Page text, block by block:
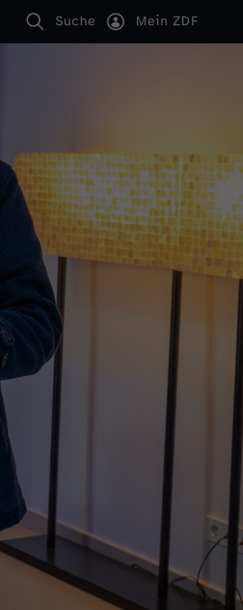
Suche Mein ZDF